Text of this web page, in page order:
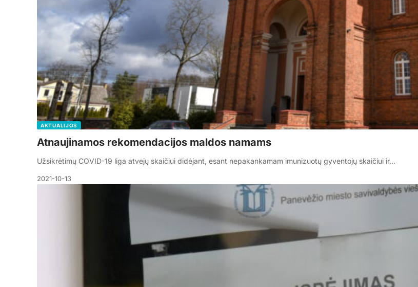
AKTUALIJOS
Atnaujinamos rekomendacijos maldos namams
Užsikrėtimų COVID-19 liga atvejų skaičiui didėjant, esant nepakankamam imunizuotų gyventojų skaičiui ir…
2021-10-13